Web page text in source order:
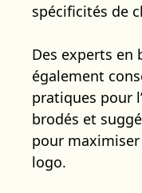
spécificités de
Des experts en
également
pratiques pour
brodés et
pour
logo.